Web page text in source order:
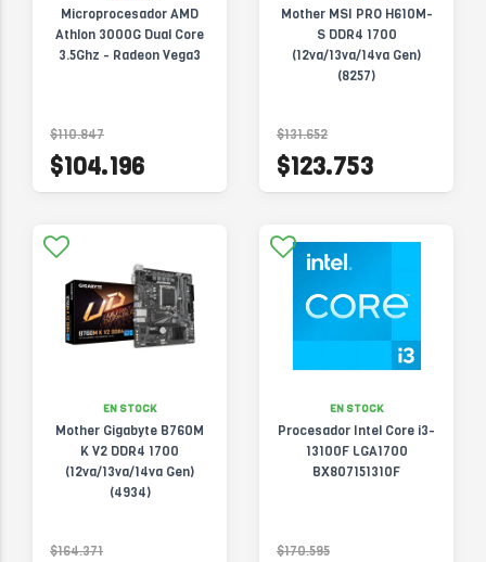
Microprocesador AMD
Athlon 3000G Dual Core
3.5Ghz - Radeon Vega3
$110.847
$104.196
Mother MSI PRO H610M-
S DDR4 1700
(12va/13va/14va Gen)
(8257)
$131.652
$123.753
EN STOCK
Mother Gigabyte B760M
K V2 DDR4 1700
(12va/13va/14va Gen)
(4934)
$164.371
EN STOCK
Procesador Intel Core i3-
13100F LGA1700
BX807151310F
$170.595